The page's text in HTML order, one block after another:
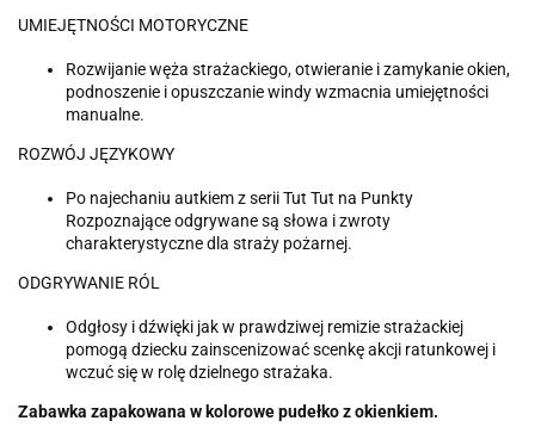
UMIEJĘTNOŚCI MOTORYCZNE
Rozwijanie węża strażackiego, otwieranie i zamykanie okien,
podnoszenie i opuszczanie windy wzmacnia umiejętności
manualne.
ROZWÓJ JĘZYKOWY
Po najechaniu autkiem z serii Tut Tut na Punkty
Rozpoznające odgrywane są słowa i zwroty
charakterystyczne dla straży pożarnej.
ODGRYWANIE RÓL
Odgłosy i dźwięki jak w prawdziwej remizie strażackiej
pomogą dziecku zainscenizować scenkę akcji ratunkowej i
wczuć się w rolę dzielnego strażaka.
Zabawka zapakowana w kolorowe pudełko z okienkiem.